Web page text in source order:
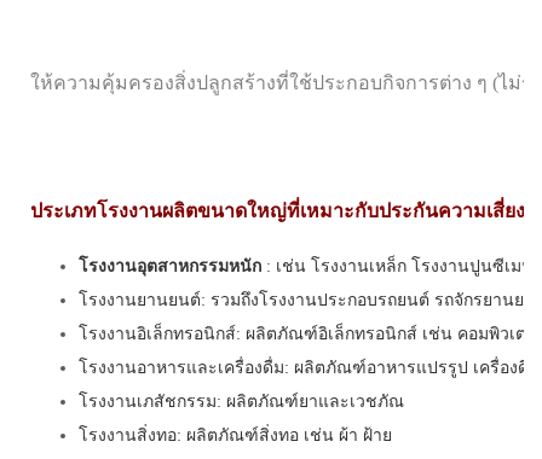
ให้ความคุ้มครองสิ่งปลูกสร้างที่ใช้ประกอบกิจการต่าง ๆ (ไม่ร
ประเภทโรงงานผลิตขนาดใหญ่ที่เหมาะกับประกันความเสี่ยง
โรงงานอุตสาหกรรมหนัก : เช่น โรงงานเหล็ก โรงงานปูนซีเมน
โรงงานยานยนต์: รวมถึงโรงงานประกอบรถยนต์ รถจักรยานย
โรงงานอิเล็กทรอนิกส์: ผลิตภัณฑ์อิเล็กทรอนิกส์ เช่น คอมพิวเต
โรงงานอาหารและเครื่องดื่ม: ผลิตภัณฑ์อาหารแปรรูป เครื่องดื่ม
โรงงานเภสัชกรรม: ผลิตภัณฑ์ยาและเวชภัณ
โรงงานสิ่งทอ: ผลิตภัณฑ์สิ่งทอ เช่น ผ้า ฝ้าย